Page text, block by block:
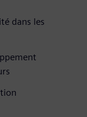
dans les